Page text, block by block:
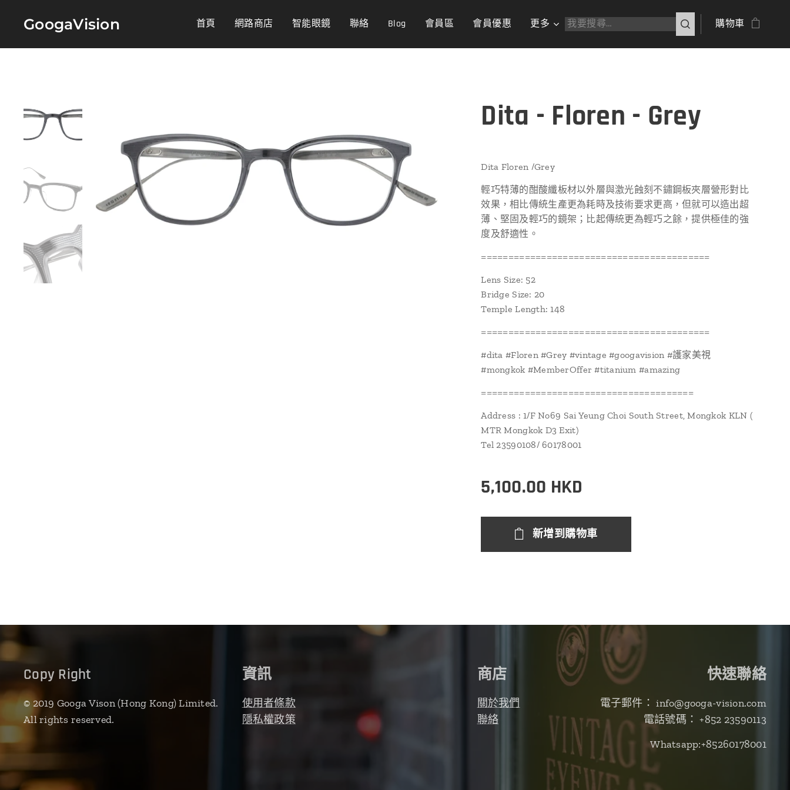
GoogaVision 首頁 網路商店 智能眼鏡 聯絡 Blog 會員區 會員優惠 更多 購物車
Dita - Floren - Grey
Dita Floren /Grey
輕巧特薄的酣酸纖板材以外層與激光蝕刻不鏽鋼板夾層營形對比
效果，相比傳統生產更為耗時及技術要求更高，但就可以造出超
薄、堅固及輕巧的鏡架；比起傳統更為輕巧之餘，提供極佳的強
度及舒適性。
==========================================
Lens Size: 52
Bridge Size: 20
Temple Length: 148
==========================================
#dita #Floren #Grey #vintage #googavision #護家美視
#mongkok #MemberOffer #titanium #amazing
=======================================
Address : 1/F No69 Sai Yeung Choi South Street, Mongkok KLN (
MTR Mongkok D3 Exit)
Tel 23590108/ 60178001
5,100.00 HKD
新增到購物車
Copy Right
© 2019 Googa Vison (Hong Kong) Limited.
All rights reserved.
資訊
使用者條款
隱私權政策
商店
關於我們
聯絡
快速聯絡
電子郵件： info@googa-vision.com
電話號碼： +852 23590113
Whatsapp:+85260178001